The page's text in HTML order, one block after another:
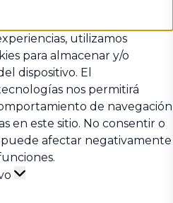
utilizamos
para almacenar y/o
dispositivo. El
nos permitirá
de navegación
en este sitio. No consentir o
afectar negativamente